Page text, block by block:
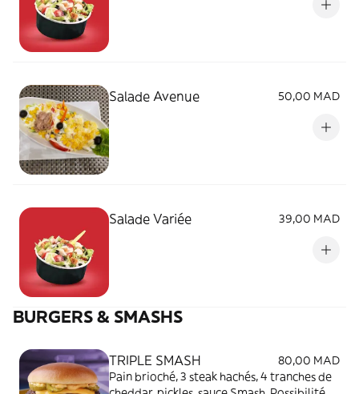
Salade Avenue 50,00 MAD
Salade Variée 39,00 MAD
BURGERS & SMASHS
TRIPLE SMASH
80,00 MAD
Pain brioché, 3 steak hachés, 4 tranches de